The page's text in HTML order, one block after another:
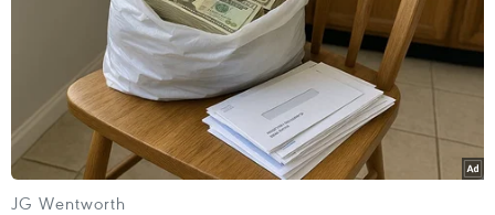
(Ảnh: Trọng Đạt/TTXVN)
JG Wentworth